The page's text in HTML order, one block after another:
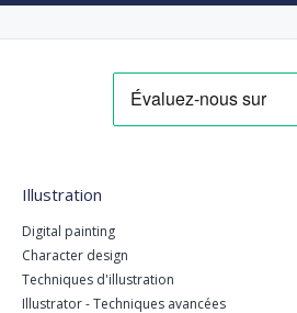
Illustration
Digital painting
Character design
Techniques d'illustration
Illustrator - Techniques avancées